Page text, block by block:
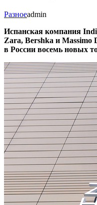
Разноеadmin
Испанская компания
Zara, Bershka и Massimo
в России восемь новых